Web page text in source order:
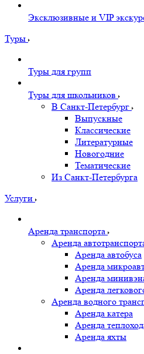
Эксклюзивные и VIP
Туры
Туры для групп
Туры для школьников
В Санкт-Петербург
Выпускные
Классические
Литературные
Новогодние
Тематические
Из Санкт-Петербурга
Услуги
Аренда транспорта
Аренда
Аренда автобуса
Аренда
Аренда
Аренда
Аренда водного
Аренда катера
Аренда
Аренда яхты